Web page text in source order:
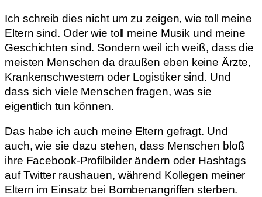
Ich schreib dies nicht um zu zeigen, wie toll meine
Eltern sind. Oder wie toll meine Musik und meine
Geschichten sind. Sondern weil ich weiß, dass die
meisten Menschen da draußen eben keine Ärzte,
Krankenschwestern oder Logistiker sind. Und
dass sich viele Menschen fragen, was sie
eigentlich tun können.
Das habe ich auch meine Eltern gefragt. Und
auch, wie sie dazu stehen, dass Menschen bloß
ihre Facebook-Profilbilder ändern oder Hashtags
auf Twitter raushauen, während Kollegen meiner
Eltern im Einsatz bei Bombenangriffen sterben.